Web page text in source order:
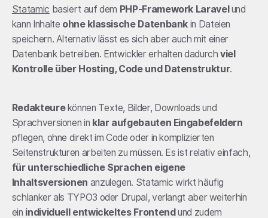
Statamic basiert auf dem PHP-Framework Laravel und
kann Inhalte ohne klassische Datenbank in Dateien
speichern. Alternativ lässt es sich aber auch mit einer
Datenbank betreiben. Entwickler erhalten dadurchviel
Kontrolle über Hosting, Code und Datenstruktur.
Redakteurekönnen Texte, Bilder, Downloads und
Sprachversionen in klar aufgebauten Eingabefeldern
pflegen, ohne direkt im Code oder in komplizierten
Seitenstrukturen arbeiten zu müssen. Es ist relativ einfach,
für unterschiedliche Sprachen eigene
Inhaltsversionen anzulegen. Statamic wirkt häufig
schlanker als TYPO3 oder Drupal, verlangt aber weiterhin
ein individuell entwickeltes Frontendund zudem